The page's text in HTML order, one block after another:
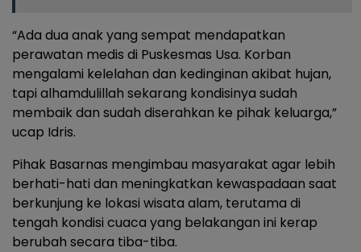
“Ada dua anak yang sempat mendapatkan
perawatan medis di Puskesmas Usa. Korban
mengalami kelelahan dan kedinginan akibat hujan,
tapi alhamdulillah sekarang kondisinya sudah
membaik dan sudah diserahkan ke pihak keluarga,”
ucap Idris.
Pihak Basarnas mengimbau masyarakat agar lebih
berhati-hati dan meningkatkan kewaspadaan saat
berkunjung ke lokasi wisata alam, terutama di
tengah kondisi cuaca yang belakangan ini kerap
berubah secara tiba-tiba.